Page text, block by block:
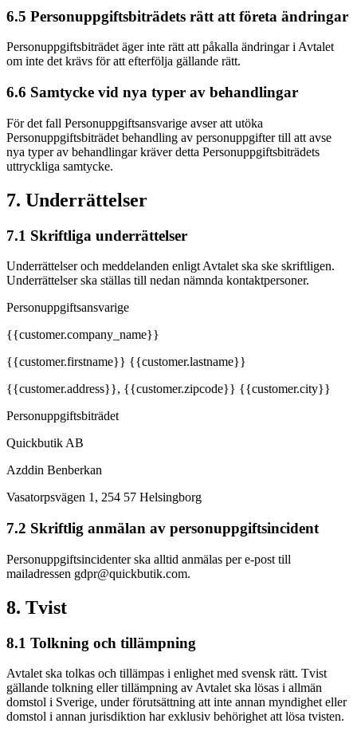
6.5 Personuppgiftsbiträdets rätt att företa ändringar
Personuppgiftsbiträdet äger inte rätt att påkalla ändringar i Avtalet
om inte det krävs för att efterfölja gällande rätt.
6.6 Samtycke vid nya typer av behandlingar
För det fall Personuppgiftsansvarige avser att utöka
Personuppgiftsbiträdet behandling av personuppgifter till att avse
nya typer av behandlingar kräver detta Personuppgiftsbiträdets
uttryckliga samtycke.
7. Underrättelser
7.1 Skriftliga underrättelser
Underrättelser och meddelanden enligt Avtalet ska ske skriftligen.
Underrättelser ska ställas till nedan nämnda kontaktpersoner.
Personuppgiftsansvarige
{{customer.company_name}}
{{customer.firstname}} {{customer.lastname}}
{{customer.address}}, {{customer.zipcode}} {{customer.city}}
Personuppgiftsbiträdet
Quickbutik AB
Azddin Benberkan
Vasatorpsvägen 1, 254 57 Helsingborg
7.2 Skriftlig anmälan av personuppgiftsincident
Personuppgiftsincidenter ska alltid anmälas per e-post till
mailadressen gdpr@quickbutik.com.
8. Tvist
8.1 Tolkning och tillämpning
Avtalet ska tolkas och tillämpas i enlighet med svensk rätt. Tvist
gällande tolkning eller tillämpning av Avtalet ska lösas i allmän
domstol i Sverige, under förutsättning att inte annan myndighet eller
domstol i annan jurisdiktion har exklusiv behörighet att lösa tvisten.